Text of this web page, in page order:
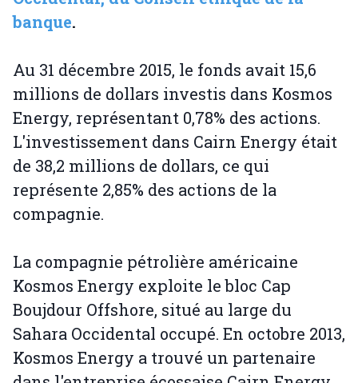
banque.
Au 31 décembre 2015, le fonds avait 15,6
millions de dollars investis dans Kosmos
Energy, représentant 0,78% des actions.
L'investissement dans Cairn Energy était
de 38,2 millions de dollars, ce qui
représente 2,85% des actions de la
compagnie.
La compagnie pétrolière américaine
Kosmos Energy exploite le bloc Cap
Boujdour Offshore, situé au large du
Sahara Occidental occupé. En octobre 2013,
Kosmos Energy a trouvé un partenaire